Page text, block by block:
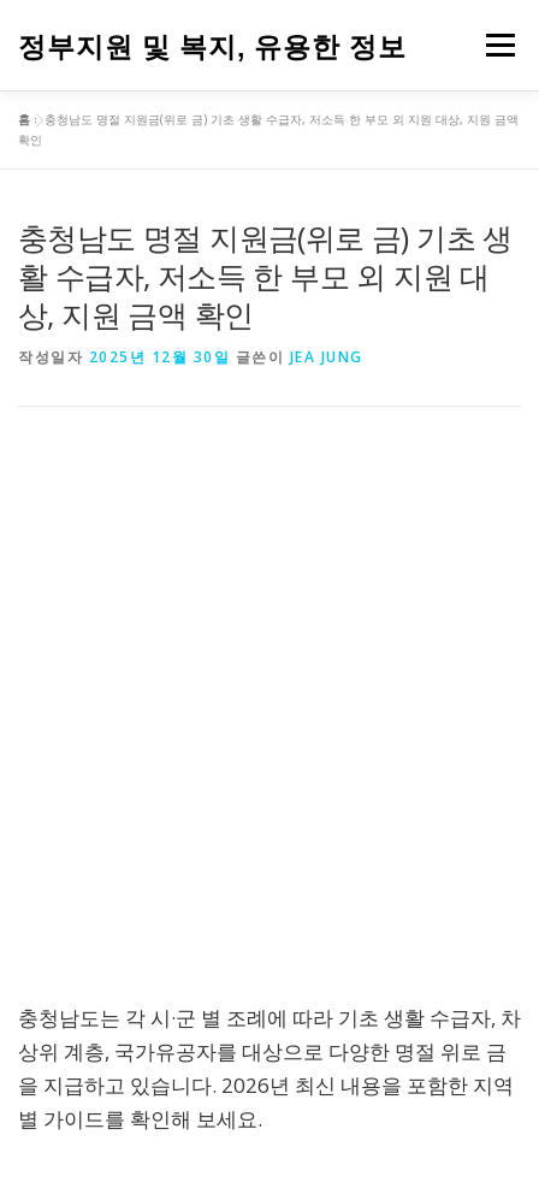
정부지원 및 복지, 유용한 정보 메뉴
홈 »충청남도 명절 지원금(위로 금) 기초 생활 수급자, 저소득 한 부모 외 지원 대상, 지원 금액
확인
충청남도 명절 지원금(위로 금) 기초 생
활 수급자, 저소득 한 부모 외 지원 대
상, 지원 금액 확인
작성일자 2025년 12월 30일 글쓴이 JEA JUNG
충청남도는 각 시·군 별 조례에 따라 기초 생활 수급자, 차
상위 계층, 국가유공자를 대상으로 다양한 명절 위로 금
을 지급하고 있습니다. 2026년 최신 내용을 포함한 지역
별 가이드를 확인해 보세요.